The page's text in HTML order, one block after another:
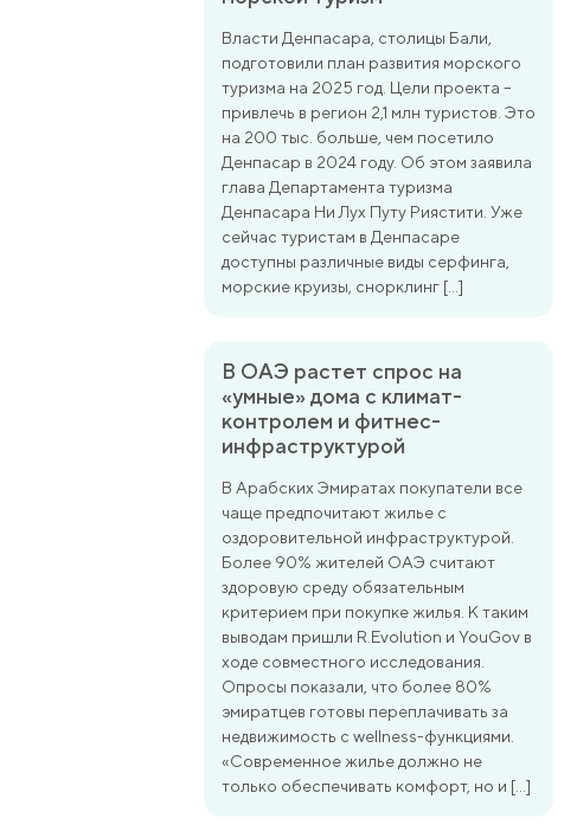
Власти Денпасара, столицы Бали,
подготовили план развития морского
туризма на 2025 год. Цели проекта –
привлечь в регион 2,1 млн туристов. Это
на 200 тыс. больше, чем посетило
Денпасар в 2024 году. Об этом заявила
глава Департамента туризма
Денпасара Ни Лух Путу Риястити. Уже
сейчас туристам в Денпасаре
доступны различные виды серфинга,
морские круизы, снорклинг […]
В ОАЭ растет спрос на
«умные» дома с климат-
контролем и фитнес-
инфраструктурой
В Арабских Эмиратах покупатели все
чаще предпочитают жилье с
оздоровительной инфраструктурой.
Более 90% жителей ОАЭ считают
здоровую среду обязательным
критерием при покупке жилья. К таким
выводам пришли R.Evolution и YouGov в
ходе совместного исследования.
Опросы показали, что более 80%
эмиратцев готовы переплачивать за
недвижимость с wellness-функциями.
«Современное жилье должно не
только обеспечивать комфорт, но и […]